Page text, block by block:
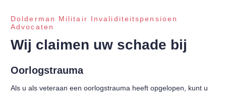
Dolderman Militair Invaliditeitspensioen
Advocaten
Wij claimen uw schade bij
Oorlogstrauma
Als u als veteraan een oorlogstrauma heeft opgelopen, kunt u